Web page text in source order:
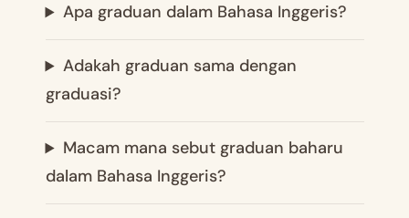
Apa graduan dalam Bahasa Inggeris?
Adakah graduan sama dengan
graduasi?
Macam mana sebut graduan baharu
dalam Bahasa Inggeris?